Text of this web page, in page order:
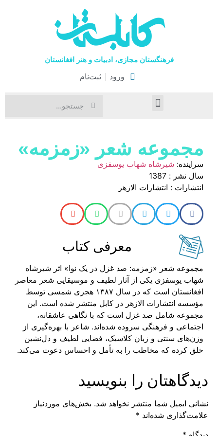
فرهنگستان مجازی، ادبیات و هنر افغانستان
ورود ثبت‌نام
مجموعه شعر «زمزمه»
سراینده: شیرشاه شهاب یوسفزی
سال نشر : 1387
انتشارات : انتشارات الازهر
معرفی کتاب
مجموعه شعر «زمزمه: صد غزل در یک نوا» اثر شیرشاه
شهاب یوسفزی یکی از آثار لطیف و موسیقایی شعر معاصر
افغانستان است که در سال ۱۳۸۷ هجری شمسی توسط
مؤسسه انتشارات الازهر در کابل منتشر شده است. این
مجموعه شامل صد غزل است که با نگاهی عاشقانه،
اجتماعی و فرهنگی سروده شده‌اند. شاعر با بهره‌گیری از
وزن‌های سنتی و زبان کلاسیک، فضایی لطیف و دل‌نشین
خلق کرده که مخاطب را به تأمل و احساس دعوت می‌کند.
دیدگاهتان را بنویسید
نشانی ایمیل شما منتشر نخواهد شد. بخش‌های موردنیاز
علامت‌گذاری شده‌اند *